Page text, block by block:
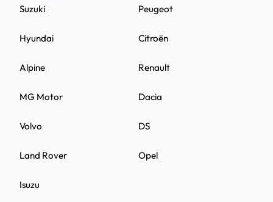
Peugeot
DS
MG Motor
Citroën
Opel
Volvo
Renault
Hyundai
Land Rover
Dacia
Alpine
Isuzu
Suzuki